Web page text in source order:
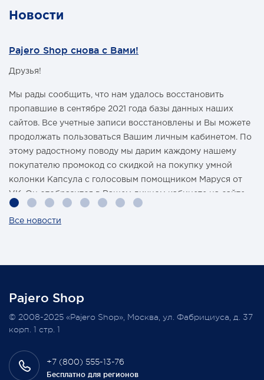
Новости
Pajero Shop снова с Вами!
Друзья!
Мы рады сообщить, что нам удалось восстановить
пропавшие в сентябре 2021 года базы данных наших
сайтов. Все учетные записи восстановлены и Вы можете
продолжать пользоваться Вашим личным кабинетом. По
этому радостному поводу мы дарим каждому нашему
покупателю промокод со скидкой на покупку умной
колонки Капсула с голосовым помощником Маруся от
VK. Он отобразится в Вашем личном кабинете на сайте
магазина Pajero Shop 14 февраля.
Всегда Ваш, Pajero Shop
3 февраля 2022
Все новости
Pajero Shop
+7 (800) 555-13-76
Бесплатно для регионов
© 2008-2025 «Pajero Shop», Москва, ул. Фабрициуса, д. 37
корп. 1 стр. 1